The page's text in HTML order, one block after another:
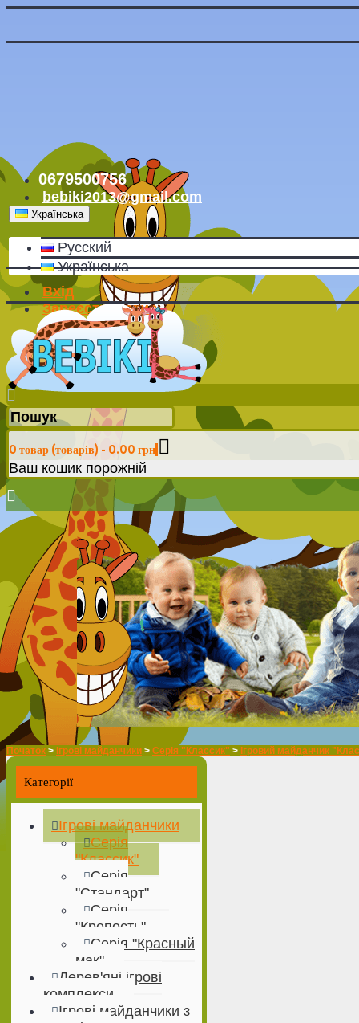
0679500756
bebiki2013@gmail.com
Українська
Русский
Українська
Вхід
Зареєструватись
0 товар (товарів) - 0.00 грн
Ваш кошик порожній
Початок > Ігрові майданчики > Серія "Классик" > Ігровий майданчик
Категорії
Ігрові майданчики
Серія
"Классик"
Серія
"Стандарт"
Серія
"Крепость"
Серія "Красный
мак"
Дерев'яні ігрові
комплекси
Ігрові майданчики з